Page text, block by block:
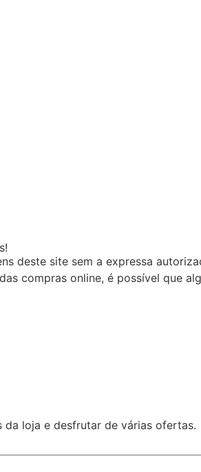
deste site sem a expressa
compras online, é possível que
da loja e desfrutar de várias ofertas.